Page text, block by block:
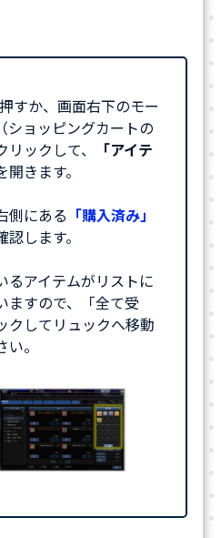
すか、画面右下のモー
ショッピングカートの
ックして、
「アイテ
開きます。
側にある 「購入済み」
します。
るアイテムがリストに
ますので、「全て受
クしてリュックへ移動
。